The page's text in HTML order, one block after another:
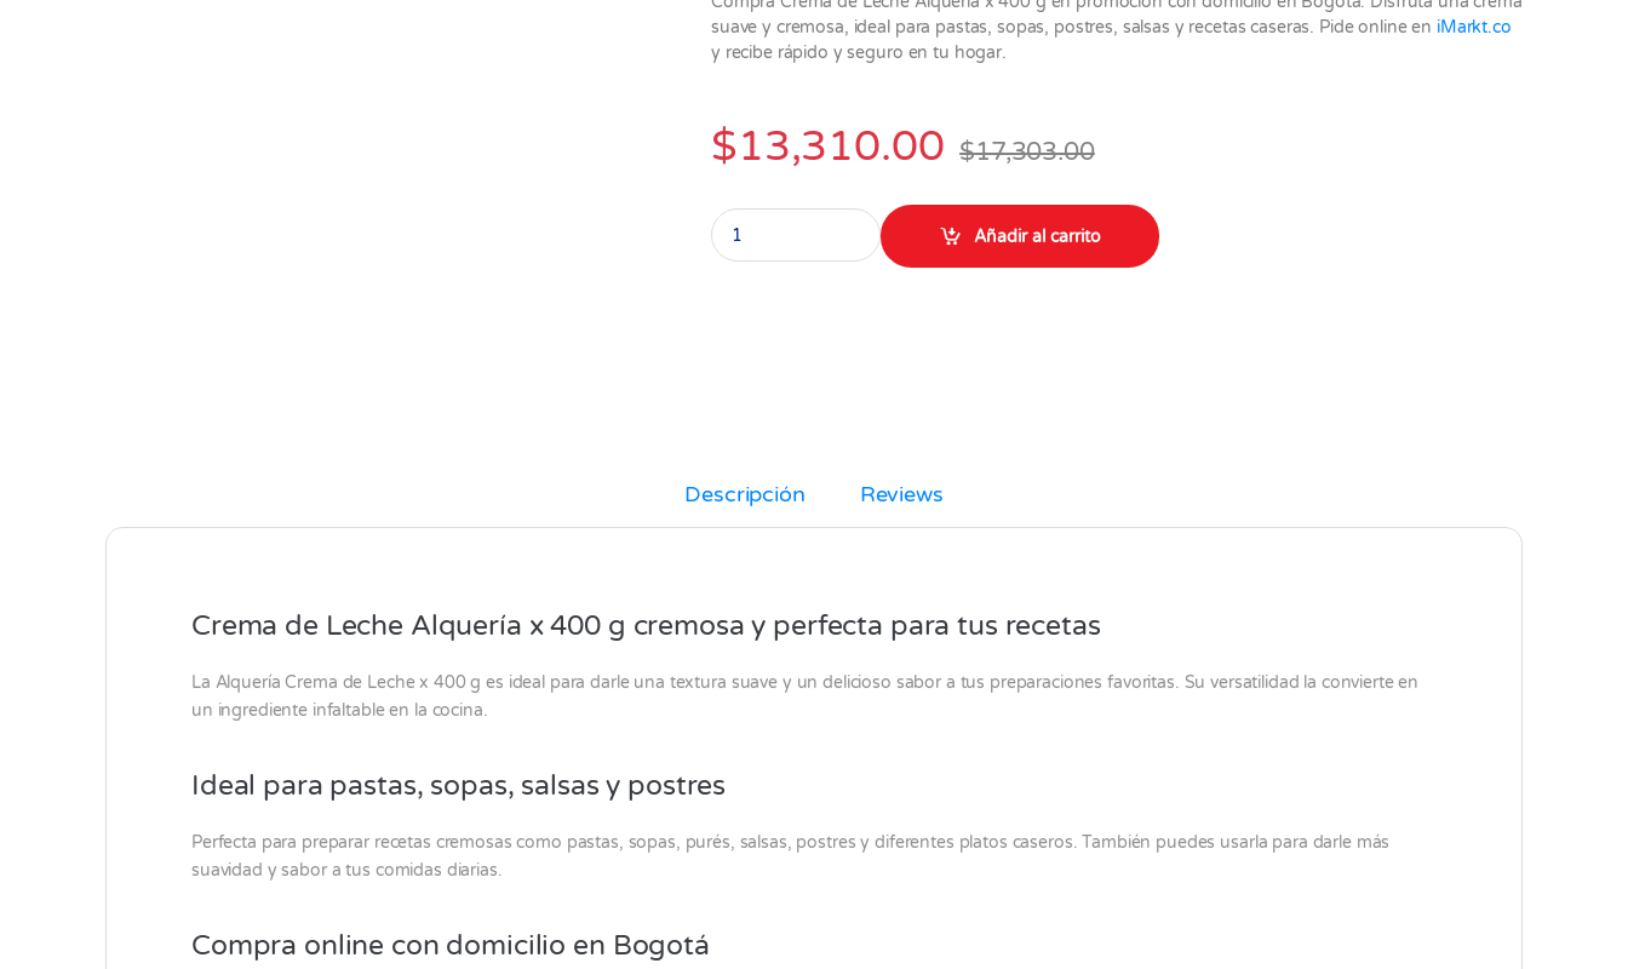
suave y cremosa, ideal para pastas, sopas, postres, salsas y recetas caseras. Pide online en iMarkt.co
y recibe rápido y seguro en tu hogar.
$13,310.00 $17,303.00
Crema de leche Alqueria x 400 gr quantity
Añadir al carrito
Descripción Reviews
Crema de Leche Alquería x 400 g cremosa y perfecta para tus recetas
La Alquería Crema de Leche x 400 g es ideal para darle una textura suave y un delicioso sabor a tus preparaciones favoritas. Su versatilidad la convierte en
un ingrediente infaltable en la cocina.
Ideal para pastas, sopas, salsas y postres
Perfecta para preparar recetas cremosas como pastas, sopas, purés, salsas, postres y diferentes platos caseros. También puedes usarla para darle más
suavidad y sabor a tus comidas diarias.
Compra online con domicilio en Bogotá